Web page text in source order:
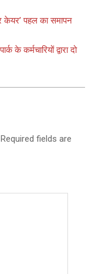
पहल का समापन
के कर्मचारियों द्वारा दो
Required fields are